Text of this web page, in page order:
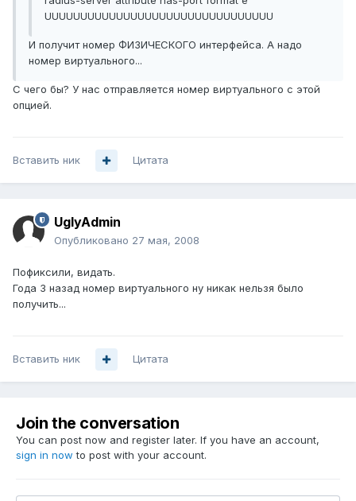
UUUUUUUUUUUUUUUUUUUUUUUUUUUUUUUU
И получит номер ФИЗИЧЕСКОГО интерфейса. А надо
номер виртуального...
С чего бы? У нас отправляется номер виртуального с этой
опцией.
Вставить ник Цитата
UglyAdmin
Опубликовано 27 мая, 2008
Пофиксили, видать.
Года 3 назад номер виртуального ну никак нельзя было
получить...
Вставить ник Цитата
Join the conversation
You can post now and register later. If you have an account,
sign in now to post with your account.